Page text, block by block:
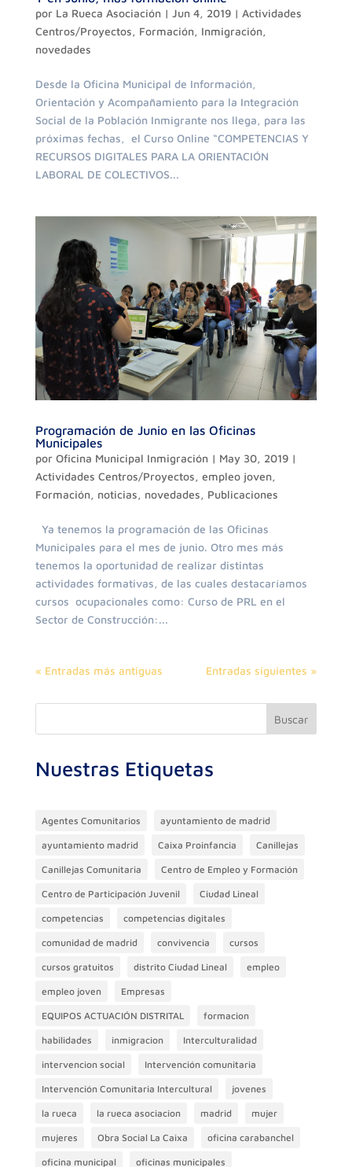
por La Rueca Asociación| Jun 4, 2019| Actividades
Centros/Proyectos, Formación, Inmigración,
novedades
Desde la Oficina Municipal de Información,
Orientación y Acompañamiento para la Integración
Social de la Población Inmigrante nos llega, para las
próximas fechas, el Curso Online “COMPETENCIAS Y
RECURSOS DIGITALES PARA LA ORIENTACIÓN
LABORAL DE COLECTIVOS...
Programación de Junio en las Oficinas
Municipales
por Oficina Municipal Inmigración| May 30, 2019|
Actividades Centros/Proyectos, empleo joven,
Formación, noticias, novedades, Publicaciones
Ya tenemos la programación de las Oficinas
Municipales para el mes de junio. Otro mes más
tenemos la oportunidad de realizar distintas
actividades formativas, de las cuales destacaríamos
cursos ocupacionales como: Curso de PRL en el
Sector de Construcción:...
« Entradas más antiguas Entradas siguientes »
Buscar
Nuestras Etiquetas
Agentes Comunitarios ayuntamiento de madrid
ayuntamiento madrid Caixa Proinfancia Canillejas
Canillejas Comunitaria Centro de Empleo y Formación
Centro de Participación Juvenil Ciudad Lineal
competencias competencias digitales
comunidad de madrid convivencia cursos
cursos gratuitos distrito Ciudad Lineal empleo
empleo joven Empresas
EQUIPOS ACTUACIÓN DISTRITAL formacion
habilidades inmigracion Interculturalidad
intervencion social Intervención comunitaria
Intervención Comunitaria Intercultural jovenes
la rueca la rueca asociacion madrid mujer
mujeres Obra Social La Caixa oficina carabanchel
oficina municipal oficinas municipales